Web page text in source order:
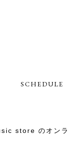
SCHEDULE
store のオンラ